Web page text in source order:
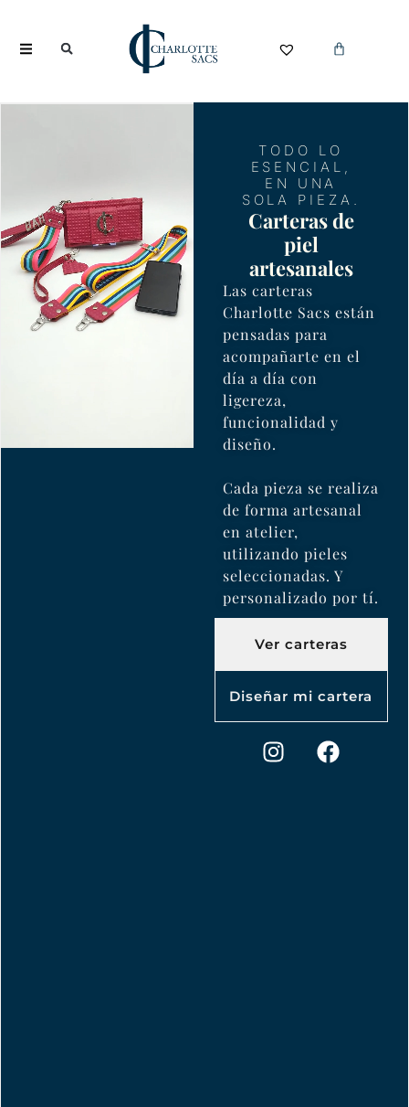
TODO LO
ESENCIAL,
EN UNA
SOLA PIEZA.
Carteras de
piel
artesanales
Las carteras
Charlotte Sacs están
pensadas para
acompañarte en el
día a día con
ligereza,
funcionalidad y
diseño.
Cada pieza se realiza
de forma artesanal
en atelier,
utilizando pieles
seleccionadas. Y
personalizado por tí.
Ver carteras
Diseñar mi cartera